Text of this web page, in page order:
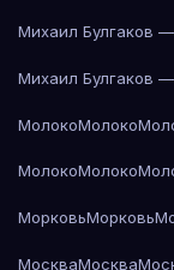
Михаил Булгаков
Михаил Булгаков
МолокоМолоко
МолокоМолоко
МорковьМорковь
МоскваМосква